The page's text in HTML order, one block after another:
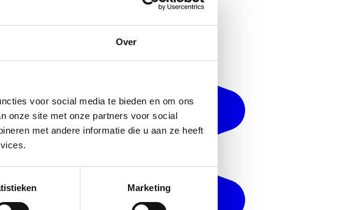
Over
voor social media te bieden en om ons
onze site met onze partners voor social
met andere informatie die u aan ze heeft
Marketing